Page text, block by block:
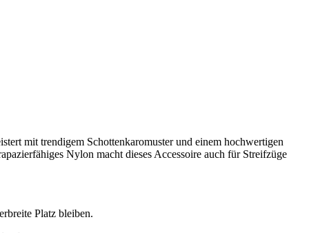
mit trendigem Schottenkaromuster und einem hochwertigen
Nylon macht dieses Accessoire auch für Streifzüge
Platz bleiben.